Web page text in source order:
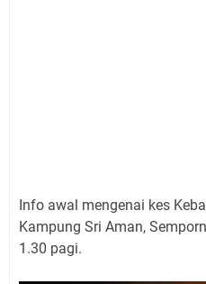
Info awal mengenai kes
Kampung Sri Aman,
1.30 pagi.